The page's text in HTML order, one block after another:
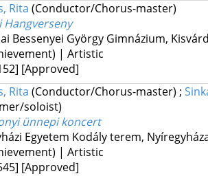
Rita (Conductor/Chorus-master)
Hangverseny
Bessenyei György Gimnázium,
| Artistic
[Approved]
Rita (Conductor/Chorus-master) ;
soloist)
ünnepi koncert
Egyetem Kodály terem,
| Artistic
[Approved]